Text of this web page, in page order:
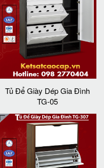
Tủ Để Giày Dép Gia Đình
TG-05